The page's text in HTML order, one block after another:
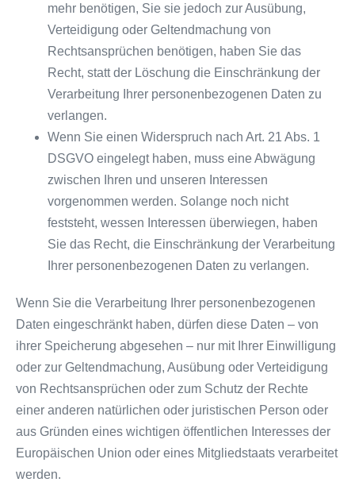
mehr benötigen, Sie sie jedoch zur Ausübung,
Verteidigung oder Geltendmachung von
Rechtsansprüchen benötigen, haben Sie das
Recht, statt der Löschung die Einschränkung der
Verarbeitung Ihrer personenbezogenen Daten zu
verlangen.
Wenn Sie einen Widerspruch nach Art. 21 Abs. 1
DSGVO eingelegt haben, muss eine Abwägung
zwischen Ihren und unseren Interessen
vorgenommen werden. Solange noch nicht
feststeht, wessen Interessen überwiegen, haben
Sie das Recht, die Einschränkung der Verarbeitung
Ihrer personenbezogenen Daten zu verlangen.
Wenn Sie die Verarbeitung Ihrer personenbezogenen
Daten eingeschränkt haben, dürfen diese Daten – von
ihrer Speicherung abgesehen – nur mit Ihrer Einwilligung
oder zur Geltendmachung, Ausübung oder Verteidigung
von Rechtsansprüchen oder zum Schutz der Rechte
einer anderen natürlichen oder juristischen Person oder
aus Gründen eines wichtigen öffentlichen Interesses der
Europäischen Union oder eines Mitgliedstaats verarbeitet
werden.